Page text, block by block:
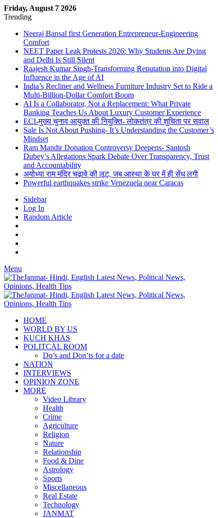
Friday, August 7 2026
Trending
Neeraj Bansal first Generation Entrepreneur-Engineering
Comfort
NEET Paper Leak Protests 2026: Why Students Are Dying
and Delhi Is Still Silent
Raajesh Kumar Singh-Transforming Reputation into Digital
Influence in the Age of AI
India’s Recliner and Wellness Furniture Industry Set to Ride a
Multi-Billion-Dollar Comfort Boom
AI Is a Collaborator, Not a Replacement: What Private
Banking Teaches Us About Luxury Customer Experience
ECI-मुख्य चुनाव आयुक्त की नियुक्ति- लोकतंत्र की शुचिता पर सवाल
Sale Is Not About Pushing- It’s Understanding the Customer’s
Mindset
Ram Mandir Donation Controversy Deepens- Santosh
Dubey’s Allegations Spark Debate Over Transparency, Trust
and Accountability
अयोध्या राम मंदिर चढ़ावे की लूट, जब आस्था के घर में ही सेंध लगी
Powerful earthquakes strike Venezuela near Caracas
Sidebar
Log In
Random Article
Menu
HOME
WORLD BY US
KUCH KHAS
POLITCAL ROOM
Do’s and Don’ts for a date
NATION
INTERVIEWS
OPINION ZONE
MORE
Video Library
Health
Crime
Agriculture
Religion
Nature
Relationship
Food & Dine
Astrology
Sports
Miscellaneous
Real Estate
Technology
JANMAT